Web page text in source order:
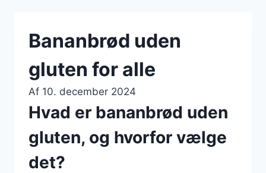
Bananbrød uden
gluten for alle
Af 10. december 2024
Hvad er bananbrød uden
gluten, og hvorfor vælge
det?